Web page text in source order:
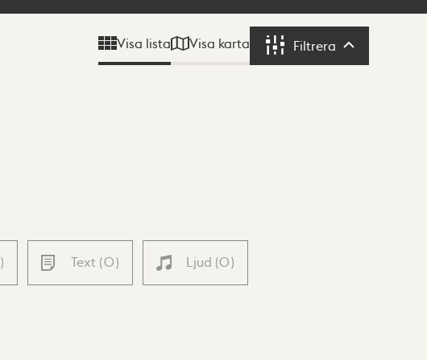
Visa lista Visa karta Filtrera Filtrera
) Text (0) Ljud (0)